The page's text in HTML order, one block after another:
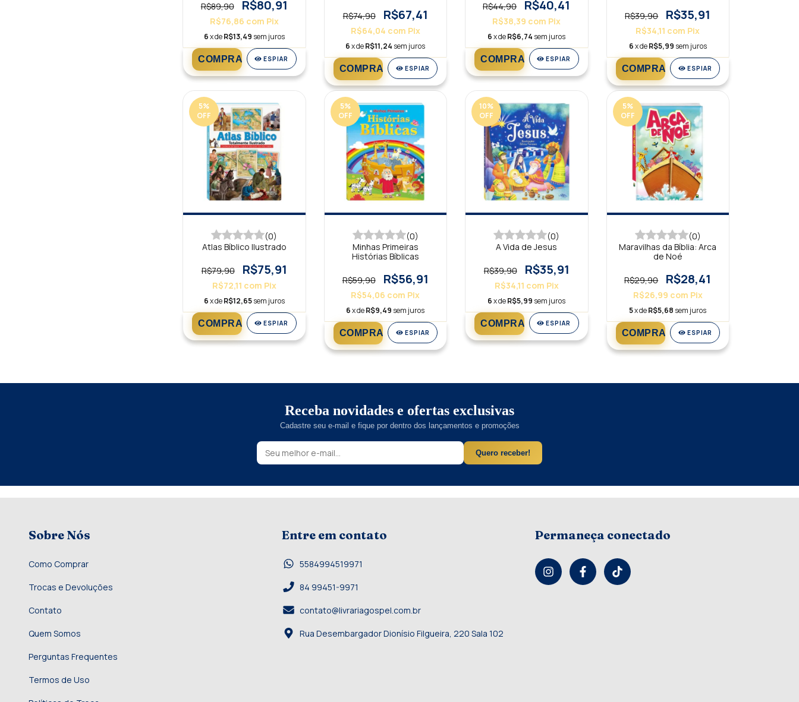
R$89,90 R$80,91
R$76,86 com Pix
6x deR$13,49 sem juros
ESPIAR
R$74,90 R$67,41
R$64,04 com Pix
6x deR$11,24 sem juros
ESPIAR
R$44,90 R$40,41
R$38,39 com Pix
6x deR$6,74 sem juros
ESPIAR
R$39,90 R$35,91
R$34,11 com Pix
6x deR$5,99 sem juros
ESPIAR
5%
OFF
(0)
Atlas Bíblico Ilustrado
R$79,90 R$75,91
R$72,11 com Pix
6x deR$12,65sem juros
ESPIAR
5%
OFF
(0)
Minhas Primeiras
Histórias Bíblicas
R$59,90 R$56,91
R$54,06 com Pix
6x deR$9,49 sem juros
ESPIAR
10%
OFF
(0)
A Vida de Jesus
R$39,90 R$35,91
R$34,11 com Pix
6x deR$5,99 sem juros
ESPIAR
5%
OFF
(0)
Maravilhas da Bíblia: Arca
de Noé
R$29,90 R$28,41
R$26,99 com Pix
5x deR$5,68 sem juros
ESPIAR
Receba novidades e ofertas exclusivas
Cadastre seu e-mail e fique por dentro dos lançamentos e promoções
Quero receber!
Sobre Nós
Como Comprar
Trocas e Devoluções
Contato
Quem Somos
Perguntas Frequentes
Termos de Uso
Entre em contato
5584994519971
84 99451-9971
contato@livrariagospel.com.br
Rua Desembargador Dionísio Filgueira, 220 Sala 102
Permaneça conectado